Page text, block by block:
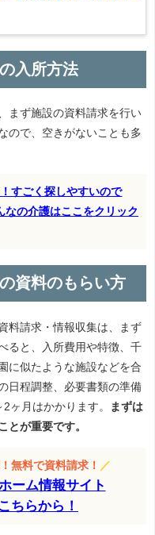
入所方法
まず施設の資料請求を行い
ので、空きがないことも多
すごく探しやすいので
なの介護はここをクリック
資料のもらい方
料請求・情報収集は、まず
ると、入所費用や特徴、千
に似たような施設などを合
日程調整、必要書類の準備
ヶ月はかかります。
まずは
とが重要です。
無料で資料請求！ ／
ーム情報サイト
ちらから！